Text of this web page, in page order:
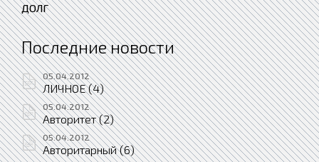
ДОЛГ
Последние новости
05.04.2012
ЛИЧНОЕ (4)
05.04.2012
Авторитет (2)
05.04.2012
Авторитарный (6)